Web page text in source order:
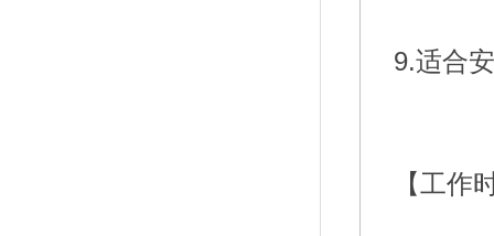
【工作